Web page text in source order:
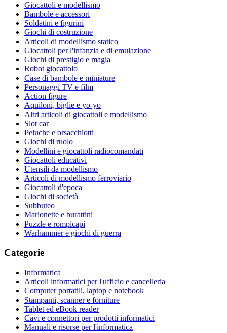
Giocattoli e modellismo
Bambole e accessori
Soldatini e figurini
Giochi di costruzione
Articoli di modellismo statico
Giocattoli per l'infanzia e di emulazione
Giochi di prestigio e magia
Robot giocattolo
Case di bambole e miniature
Personaggi TV e film
Action figure
Aquiloni, biglie e yo-yo
Altri articoli di giocattoli e modellismo
Slot car
Peluche e orsacchiotti
Giochi di ruolo
Modellini e giocattoli radiocomandati
Giocattoli educativi
Utensili da modellismo
Articoli di modellismo ferroviario
Giocattoli d'epoca
Giochi di società
Subbuteo
Marionette e burattini
Puzzle e rompicapi
Warhammer e giochi di guerra
Categorie
Informatica
Articoli informatici per l'ufficio e cancelleria
Computer portatili, laptop e notebook
Stampanti, scanner e forniture
Tablet ed eBook reader
Cavi e connettori per prodotti informatici
Manuali e risorse per l'informatica